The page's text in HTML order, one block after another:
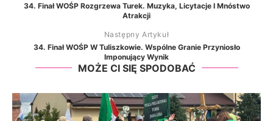
34. Finał WOŚP Rozgrzewa Turek. Muzyka, Licytacje I Mnóstwo
Atrakcji
Następny Artykuł
34. Finał WOŚP W Tuliszkowie. Wspólne Granie Przyniosło
Imponujący Wynik
MOŻE CI SIĘ SPODOBAĆ